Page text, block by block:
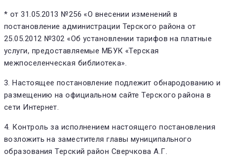
* от 31.05.2013 №256 «О внесении изменений в
постановление администрации Терского района от
25.05.2012 №302 «Об установлении тарифов на платные
услуги, предоставляемые МБУК «Терская
межпоселенческая библиотека».
3. Настоящее постановление подлежит обнародованию и
размещению на официальном сайте Терского района в
сети Интернет.
4. Контроль за исполнением настоящего постановления
возложить на заместителя главы муниципального
образования Терский район Сверчкова А.Г.